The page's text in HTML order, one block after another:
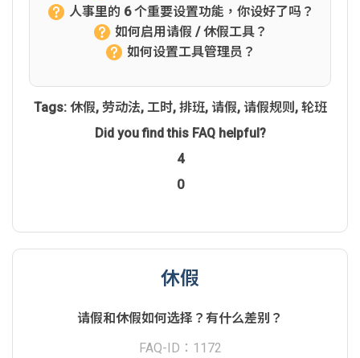
人事里的 6 个重要设置功能，你设好了吗？
如何启用请假 / 休假工具？
如何设置工具管理员？
Tags: 休假, 劳动法, 工时, 排班, 请假, 请假规则 , 轮班
Did you find this FAQ helpful?
4
0
休假
请假和休假如何选择？有什么差别？
FAQ-ID：1172